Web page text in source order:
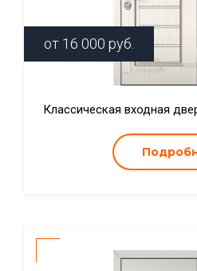
от 16 000 руб.
Классическая входная